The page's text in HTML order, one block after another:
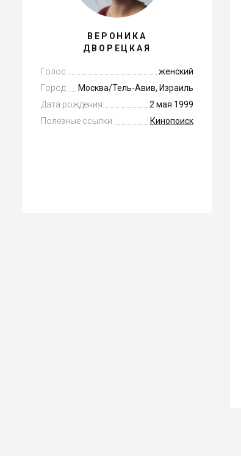
ВЕРОНИКА
ДВОРЕЦКАЯ
Голос:
женский
Город:
Москва/Тель-Авив, Израиль
Дата рождения:
2 мая 1999
Полезные ссылки:
Кинопоиск